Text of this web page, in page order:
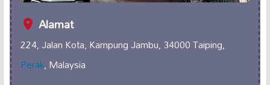
Alamat
224, Jalan Kota, Kampung Jambu, 34000 Taiping,
Perak, Malaysia